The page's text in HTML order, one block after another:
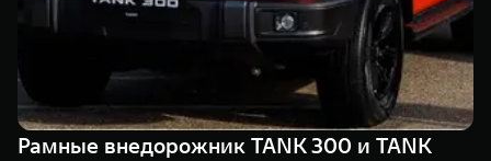
Веди за собой
от 6 499 000 ₽
TANK 700
Сила
от 10 199
TANK Лизинг
TANK Страхование
Цифровые сервисы TANK
Подписки
Рамные внедорожник TANK 300 и TANK